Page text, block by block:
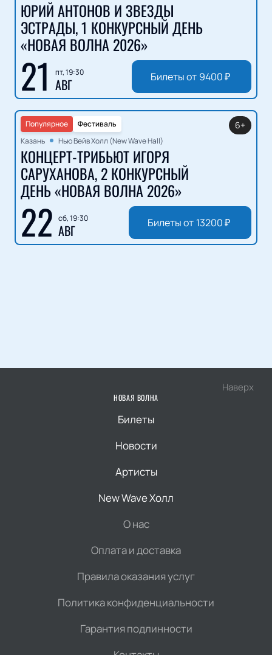
ЮРИЙ АНТОНОВ И ЗВЕЗДЫ
ЭСТРАДЫ, 1 КОНКУРСНЫЙ ДЕНЬ
«НОВАЯ ВОЛНА 2026»
21 пт, 19:30
АВГ Билеты от 9400₽
Фестиваль
Популярное
Казань
Нью Вейв Холл (New Wave Hall)
КОНЦЕРТ-ТРИБЬЮТ ИГОРЯ
САРУХАНОВА, 2 КОНКУРСНЫЙ
ДЕНЬ «НОВАЯ ВОЛНА 2026»
22 сб, 19:30
АВГ
6+
Билеты от 13200₽
Наверх
НОВАЯ ВОЛНА
Билеты
Новости
Артисты
New Wave Холл
О нас
Оплата и доставка
Правила оказания услуг
Политика конфиденциальности
Гарантия подлинности